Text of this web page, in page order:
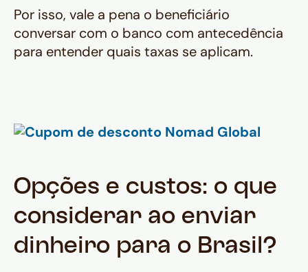
Por isso, vale a pena o beneficiário
conversar com o banco com antecedência
para entender quais taxas se aplicam.
Opções e custos: o que
considerar ao enviar
dinheiro para o Brasil?